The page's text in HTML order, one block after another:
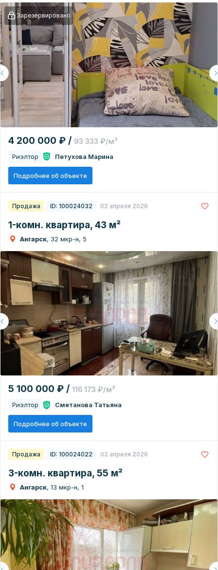
Зарезервировано
4 200 000 ₽ / 93 333 ₽/м²
Риэлтор Петухова Марина
Подробнее об объекте
Продажа ID: 100024032 02 апреля 2026
1-комн. квартира, 43 м²
Ангарск, 32 мкр-н, 5
5 100 000 ₽ / 116 173 ₽/м²
Риэлтор Сметанова Татьяна
Подробнее об объекте
Продажа ID: 100024022 02 апреля 2026
3-комн. квартира, 55 м²
Ангарск, 13 мкр-н, 1